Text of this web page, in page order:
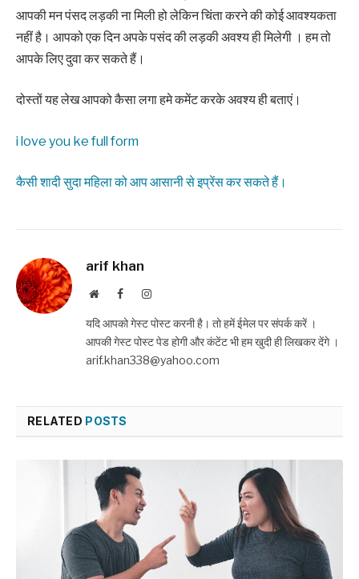
आपकी मन पंसद लड़की ना मिली हो लेकिन चिंता करने की कोई आवश्यकता
नहीं है। आपको एक दिन अपके पसंद की लड़की अवश्य ही मिलेगी । ‌‌‌हम तो
आपके लिए दुवा कर सकते हैं।
‌‌‌दोस्तों यह लेख आपको कैसा लगा हमे कमेंट करके अवश्य ही बताएं।
i love you ke full form
कैसी शादी सुदा महिला को आप आसानी से इप्रेंस कर सकते हैं।
arif khan
WebsiteFacebookInstagram
यदि आपको गेस्ट पोस्ट करनी है। तो हमें ईमेल पर संपर्क करें ।
आपकी गेस्ट पोस्ट पेड होगी और कंटेंट भी हम खुदी ही लिखकर देंगे ।
arif.khan338@yahoo.com
RELATED POSTS